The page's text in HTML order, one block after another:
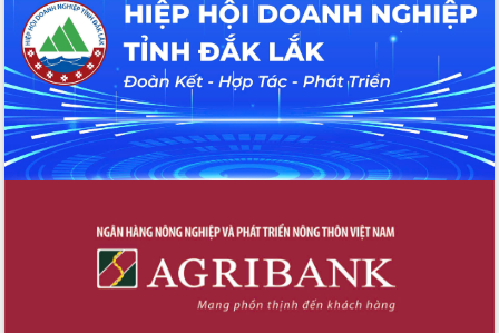
Tháo gỡ những vướng mắc, đẩy mạnh
công tác cải cách thủ tục hành chính
tại Trung tâm Phục vụ hành chính
công tỉnh
Đắk Lắk: Tôn vinh 46 giải pháp tại Hội
thi Sáng tạo Kỹ thuật 2024 - 2025
Đắk Lắk rà soát, điều chỉnh Đề án 190
Trương Công Thái kiểm tra thực địa
Dự án cao tốc Khánh Hòa - Buôn Ma
Định vị cà phê Việt Nam như một “di